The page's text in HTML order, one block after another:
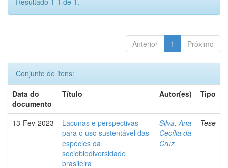
Anterior 1 Próximo
Conjunto de itens:
Data do
documento
Título Autor(es) Tipo
13-Fev-2023
Lacunas e perspectivas
para o uso sustentável das
espécies da
sociobiodiversidade
brasileira
Silva, Ana
Cecília da
Cruz
Tese